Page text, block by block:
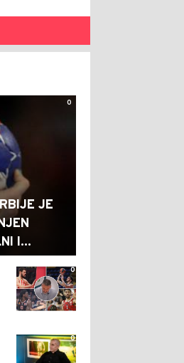
0
JE
I...
0
0